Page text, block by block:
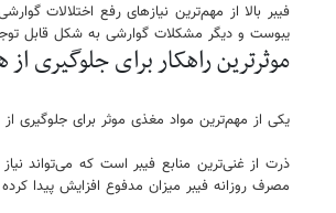
فیبر بالا از مهم‌ترین نیازهای رفع اختلالات
یبوست و دیگر مشکلات گوارشی به شکل قابل
موثرترین راهکار برای جلوگیری از
یکی از مهم‌ترین مواد مغذی موثر برای جلوگیری
ذرت از غنی‌ترین منابع فیبر است که می‌تواند
مصرف روزانه فیبر میزان مدفوع افزایش پیدا